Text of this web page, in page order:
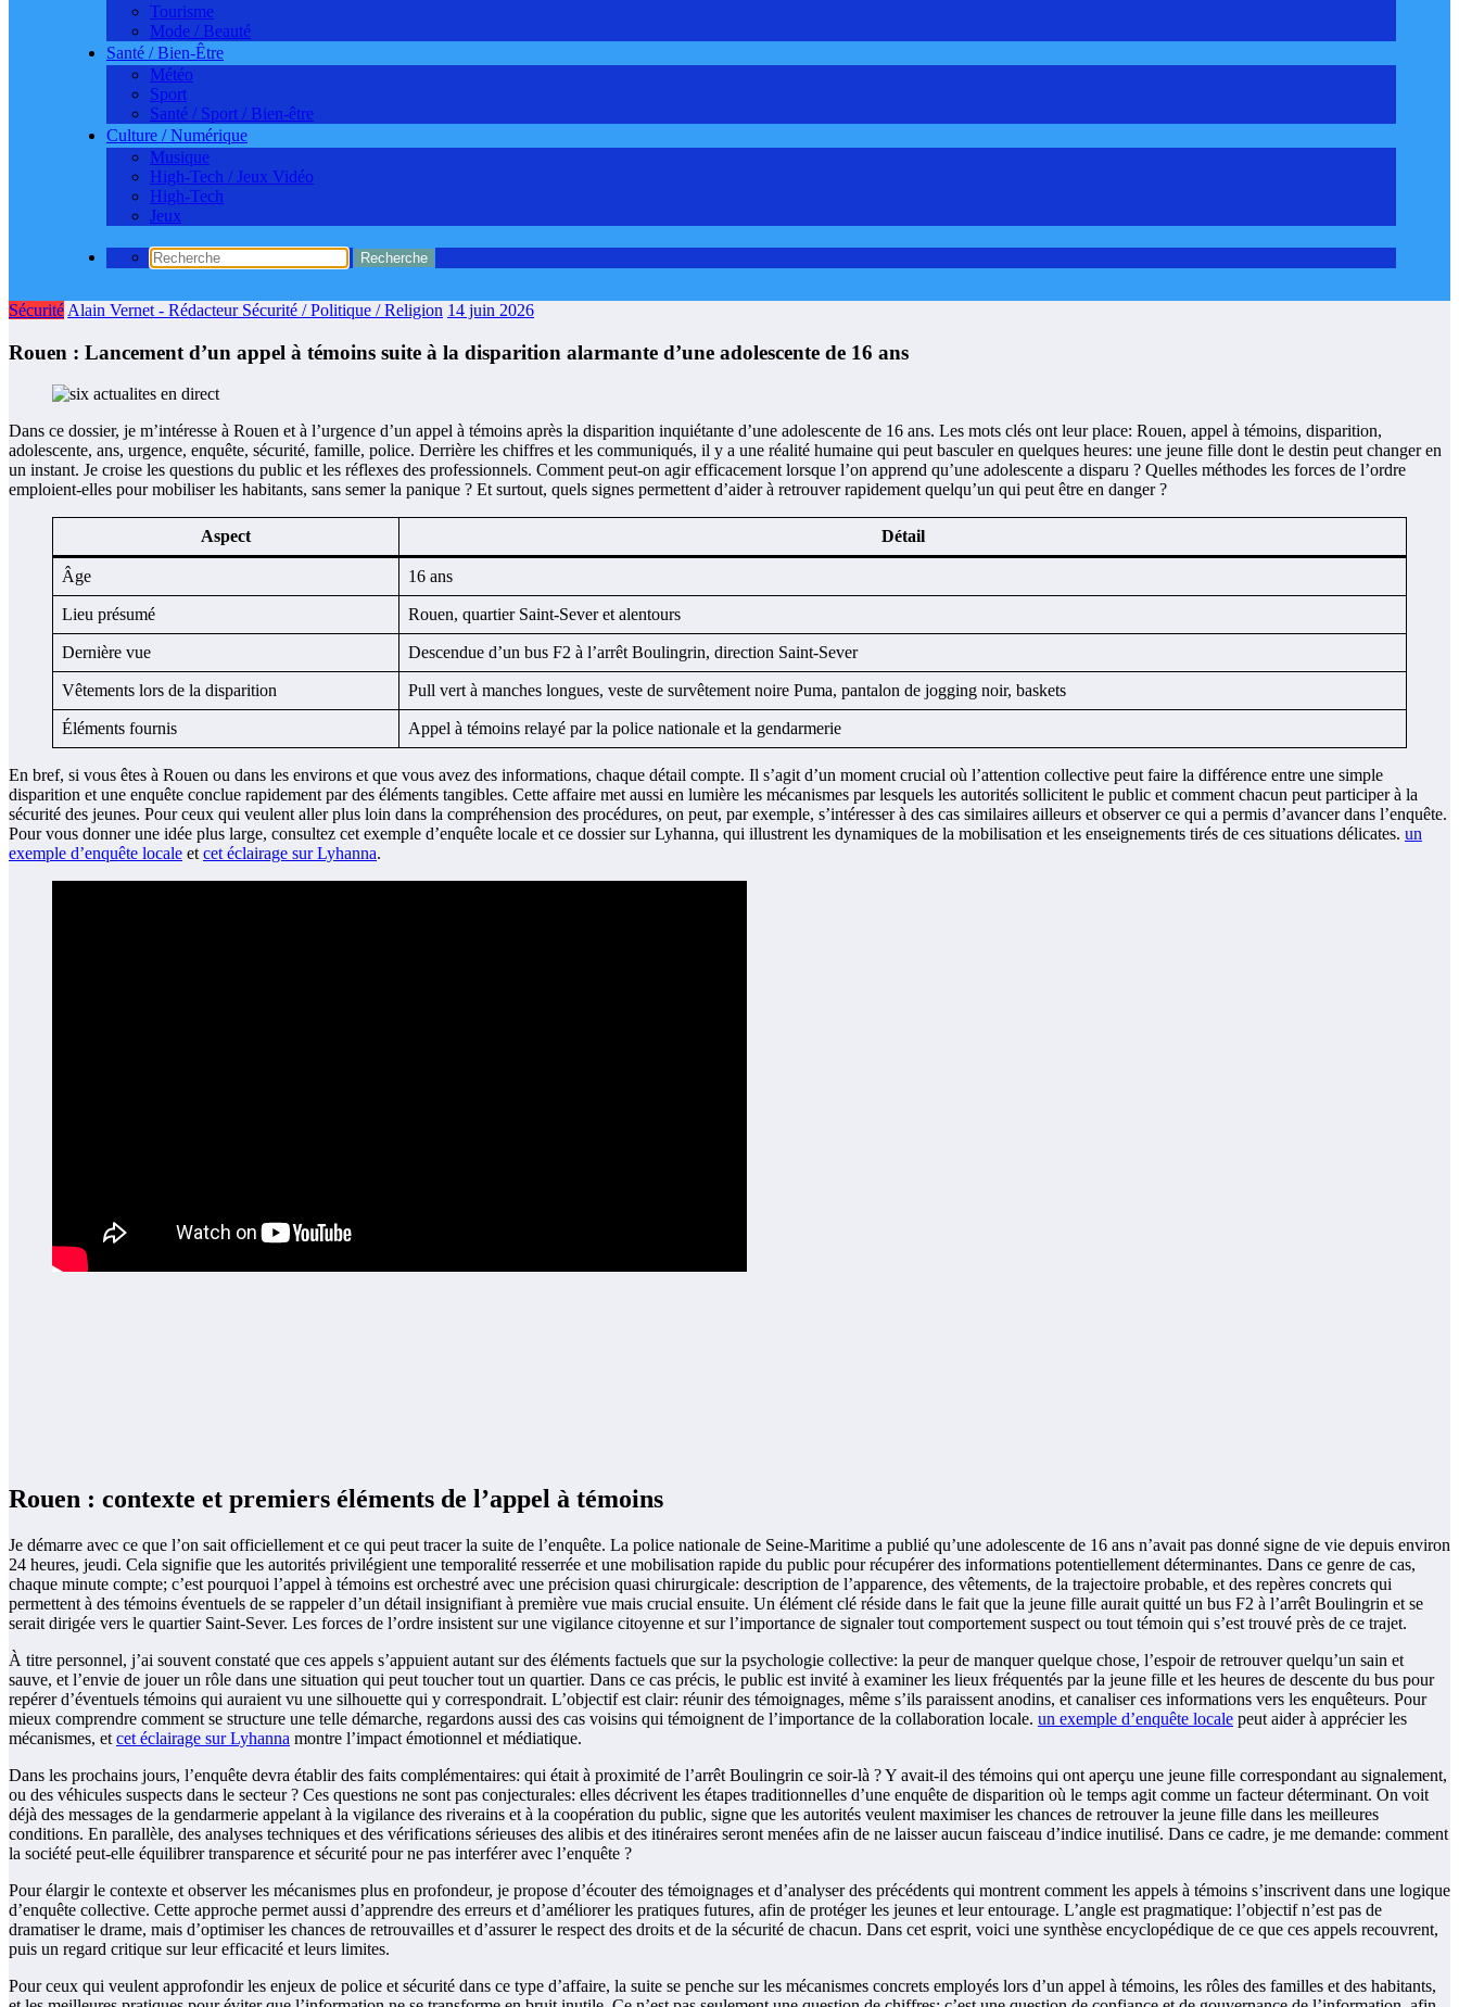
Tourisme
Mode / Beauté
Santé / Bien-Être
Météo
Sport
Santé / Sport / Bien-être
Culture / Numérique
Musique
High-Tech / Jeux Vidéo
High-Tech
Jeux
Sécurité Alain Vernet - Rédacteur Sécurité / Politique / Religion 14 juin 2026
Rouen : Lancement d’un appel à témoins suite à la disparition alarmante d’une adolescente de 16 ans
Dans ce dossier, je m’intéresse à Rouen et à l’urgence d’un appel à témoins après la disparition inquiétante d’une adolescente de 16 ans. Les mots clés ont leur place: Rouen, appel à témoins, disparition,
adolescente, ans, urgence, enquête, sécurité, famille, police. Derrière les chiffres et les communiqués, il y a une réalité humaine qui peut basculer en quelques heures: une jeune fille dont le destin peut changer en
un instant. Je croise les questions du public et les réflexes des professionnels. Comment peut-on agir efficacement lorsque l’on apprend qu’une adolescente a disparu ? Quelles méthodes les forces de l’ordre
emploient-elles pour mobiliser les habitants, sans semer la panique ? Et surtout, quels signes permettent d’aider à retrouver rapidement quelqu’un qui peut être en danger ?
Aspect Détail
Âge 16 ans
Lieu présumé Rouen, quartier Saint-Sever et alentours
Dernière vue Descendue d’un bus F2 à l’arrêt Boulingrin, direction Saint-Sever
Vêtements lors de la disparition Pull vert à manches longues, veste de survêtement noire Puma, pantalon de jogging noir, baskets
Éléments fournis Appel à témoins relayé par la police nationale et la gendarmerie
En bref, si vous êtes à Rouen ou dans les environs et que vous avez des informations, chaque détail compte. Il s’agit d’un moment crucial où l’attention collective peut faire la différence entre une simple
disparition et une enquête conclue rapidement par des éléments tangibles. Cette affaire met aussi en lumière les mécanismes par lesquels les autorités sollicitent le public et comment chacun peut participer à la
sécurité des jeunes. Pour ceux qui veulent aller plus loin dans la compréhension des procédures, on peut, par exemple, s’intéresser à des cas similaires ailleurs et observer ce qui a permis d’avancer dans l’enquête.
Pour vous donner une idée plus large, consultez cet exemple d’enquête locale et ce dossier sur Lyhanna, qui illustrent les dynamiques de la mobilisation et les enseignements tirés de ces situations délicates. un
exemple d’enquête locale etcet éclairage sur Lyhanna.
Rouen : contexte et premiers éléments de l’appel à témoins
Je démarre avec ce que l’on sait officiellement et ce qui peut tracer la suite de l’enquête. La police nationale de Seine-Maritime a publié qu’une adolescente de 16 ans n’avait pas donné signe de vie depuis environ
24 heures, jeudi. Cela signifie que les autorités privilégient une temporalité resserrée et une mobilisation rapide du public pour récupérer des informations potentiellement déterminantes. Dans ce genre de cas,
chaque minute compte; c’est pourquoi l’appel à témoins est orchestré avec une précision quasi chirurgicale: description de l’apparence, des vêtements, de la trajectoire probable, et des repères concrets qui
permettent à des témoins éventuels de se rappeler d’un détail insignifiant à première vue mais crucial ensuite. Un élément clé réside dans le fait que la jeune fille aurait quitté un bus F2 à l’arrêt Boulingrin et se
serait dirigée vers le quartier Saint-Sever. Les forces de l’ordre insistent sur une vigilance citoyenne et sur l’importance de signaler tout comportement suspect ou tout témoin qui s’est trouvé près de ce trajet.
À titre personnel, j’ai souvent constaté que ces appels s’appuient autant sur des éléments factuels que sur la psychologie collective: la peur de manquer quelque chose, l’espoir de retrouver quelqu’un sain et
sauve, et l’envie de jouer un rôle dans une situation qui peut toucher tout un quartier. Dans ce cas précis, le public est invité à examiner les lieux fréquentés par la jeune fille et les heures de descente du bus pour
repérer d’éventuels témoins qui auraient vu une silhouette qui y correspondrait. L’objectif est clair: réunir des témoignages, même s’ils paraissent anodins, et canaliser ces informations vers les enquêteurs. Pour
mieux comprendre comment se structure une telle démarche, regardons aussi des cas voisins qui témoignent de l’importance de la collaboration locale. un exemple d’enquête locale peut aider à apprécier les
mécanismes, et cet éclairage sur Lyhanna montre l’impact émotionnel et médiatique.
Dans les prochains jours, l’enquête devra établir des faits complémentaires: qui était à proximité de l’arrêt Boulingrin ce soir-là ? Y avait-il des témoins qui ont aperçu une jeune fille correspondant au signalement,
ou des véhicules suspects dans le secteur ? Ces questions ne sont pas conjecturales: elles décrivent les étapes traditionnelles d’une enquête de disparition où le temps agit comme un facteur déterminant. On voit
déjà des messages de la gendarmerie appelant à la vigilance des riverains et à la coopération du public, signe que les autorités veulent maximiser les chances de retrouver la jeune fille dans les meilleures
conditions. En parallèle, des analyses techniques et des vérifications sérieuses des alibis et des itinéraires seront menées afin de ne laisser aucun faisceau d’indice inutilisé. Dans ce cadre, je me demande: comment
la société peut-elle équilibrer transparence et sécurité pour ne pas interférer avec l’enquête ?
Pour élargir le contexte et observer les mécanismes plus en profondeur, je propose d’écouter des témoignages et d’analyser des précédents qui montrent comment les appels à témoins s’inscrivent dans une logique
d’enquête collective. Cette approche permet aussi d’apprendre des erreurs et d’améliorer les pratiques futures, afin de protéger les jeunes et leur entourage. L’angle est pragmatique: l’objectif n’est pas de
dramatiser le drame, mais d’optimiser les chances de retrouvailles et d’assurer le respect des droits et de la sécurité de chacun. Dans cet esprit, voici une synthèse encyclopédique de ce que ces appels recouvrent,
puis un regard critique sur leur efficacité et leurs limites.
Pour ceux qui veulent approfondir les enjeux de police et sécurité dans ce type d’affaire, la suite se penche sur les mécanismes concrets employés lors d’un appel à témoins, les rôles des familles et des habitants,